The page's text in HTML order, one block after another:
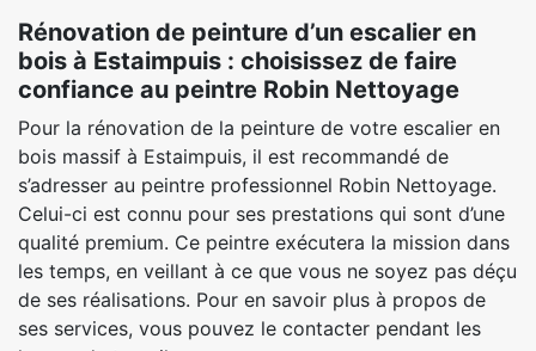
Rénovation de peinture d’un escalier en
bois à Estaimpuis : choisissez de faire
confiance au peintre Robin Nettoyage
Pour la rénovation de la peinture de votre escalier en
bois massif à Estaimpuis, il est recommandé de
s’adresser au peintre professionnel Robin Nettoyage.
Celui-ci est connu pour ses prestations qui sont d’une
qualité premium. Ce peintre exécutera la mission dans
les temps, en veillant à ce que vous ne soyez pas déçu
de ses réalisations. Pour en savoir plus à propos de
ses services, vous pouvez le contacter pendant les